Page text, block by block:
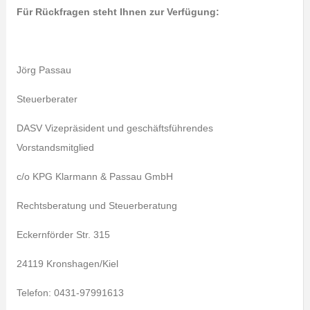
Für Rückfragen steht Ihnen zur Verfügung:
Jörg Passau
Steuerberater
DASV Vizepräsident und geschäftsführendes
Vorstandsmitglied
c/o KPG Klarmann & Passau GmbH
Rechtsberatung und Steuerberatung
Eckernförder Str. 315
24119 Kronshagen/Kiel
Telefon: 0431-97991613